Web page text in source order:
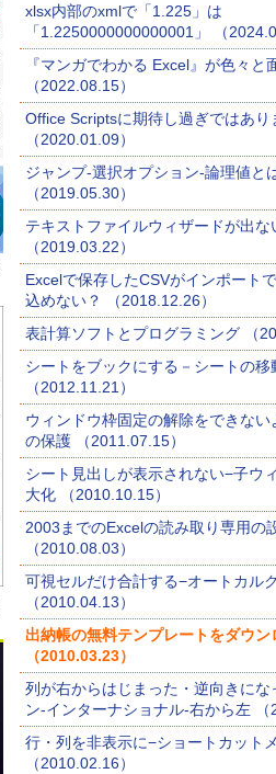
xlsx内部のxmlで「1.225」は
「1.2250000000000001」 （
『マンガでわかる Excel』が色々と
（2022.08.15）
Office Scriptsに期待し過ぎではあり
（2020.01.09）
ジャンプ-選択オプション-論理値と
（2019.05.30）
テキストファイルウィザードが出な
（2019.03.22）
Excelで保存したCSVがインポート
込めない？ （2018.12.26）
表計算ソフトとプログラミング （
シートをブックにする－シートの移
（2012.11.21）
ウィンドウ枠固定の解除をできない
の保護 （2011.07.15）
シート見出しが表示されない−子ウ
大化 （2010.10.15）
2003までのExcelの読み取り専用の
（2010.08.03）
可視セルだけ合計する−オートカルク
（2010.04.13）
出納帳の無料テンプレートをダウン
（2010.03.23）
列が右からはじまった・逆向きにな
ン-インターナショナル-右から左 （
行・列を非表示に−ショートカット
（2010.02.16）